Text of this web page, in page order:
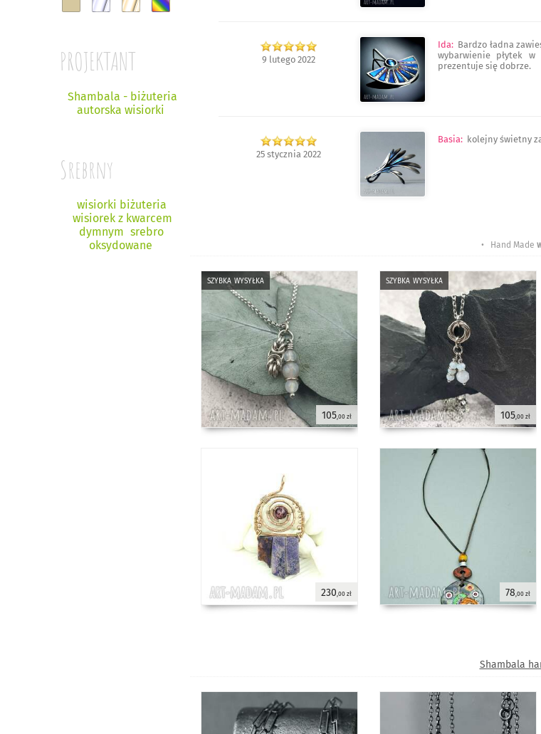
PROJEKTANT
Shambala - biżuteria
autorska wisiorki
Srebrny
wisiorki biżuteria
wisiorek z kwarcem
dymnym srebro
oksydowane
9 lutego 2022
Ida: Bardzo ładna
wybarwienie płytek
prezentuje się dobrze.
25 stycznia 2022
Basia: kolejny świetny
• Hand Made
szybka wysyłka
105,00 zł
szybka wysyłka
105,00 zł
230,00 zł 78,00 zł
Shambala